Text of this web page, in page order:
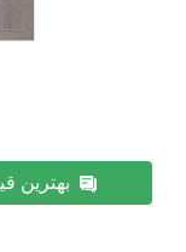
بهترین